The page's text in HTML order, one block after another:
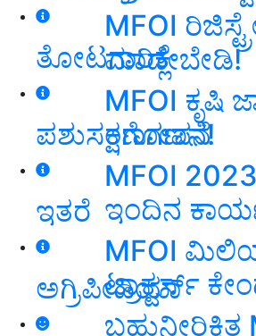
ತೋಟಗಾರಿಕೆ
ಪಶುಸಂಗೋಪನೆ
ಇತರೆ
ಅಗ್ರಿಪೀಡಿಯಾ
MFOI
ಮಾಡ್ಲೇಬೇಡಿ!
MFOI ಕೃಷಿ
ಕ್ಷಣಗಣನೆ!
MFOI
ಇಂದಿನ
MFOI
ಟ್ರಾಕ್ಟರ್ಸ್